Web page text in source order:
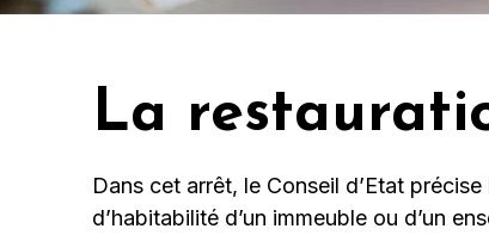
La
Dans cet arrêt, le Conseil d’Etat
d’habitabilité d’un immeuble ou d’un